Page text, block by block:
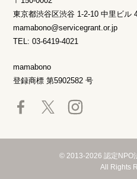
東京都渋谷区渋谷 1-2-10 中里ビル
mamabono@servicegrant.or.jp
TEL: 03-6419-4021
mamabono
登録商標 第5902582 号
© 2013-2026 認定NPO
All Rights